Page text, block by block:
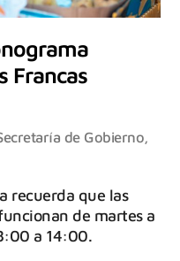
Francas
de Gobierno,
recuerda que las
de martes a
a 14:00.